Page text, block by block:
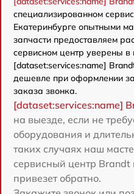
специализированном
Екатеринбурге опытными
запчасти предоставляем
сервисном центр уверены в
[dataset:services:name]
дешевле при оформлении
заказа звонка.
[dataset:services:name]
на выезде, если не
оборудования и
таких случаях наш
сервисный центр Brandt
привезет обратно.